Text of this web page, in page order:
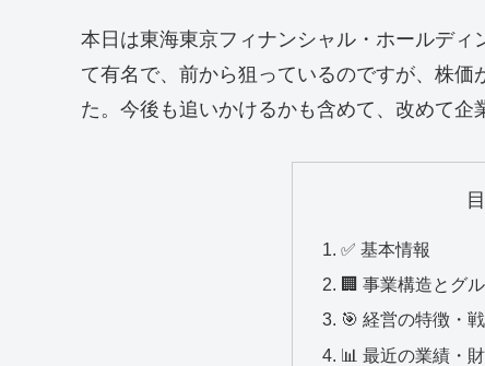
本日は東海東京フィナンシャル・ホールデ
て有名で、前から狙っているのですが、株
た。今後も追いかけるかも含めて、改めて企
✅ 基本情報
🏢 事業構造とグ
🎯 経営の特徴・
📊 最近の業績・